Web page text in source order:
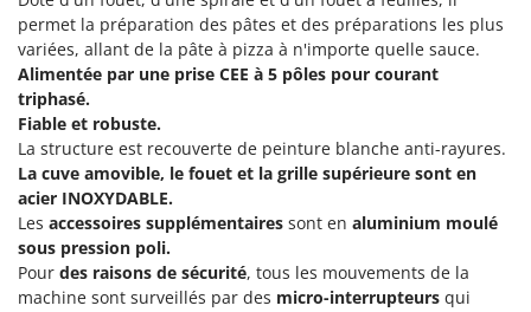
Machines pour la transformation des fruits
Machines sous vide
Motobineuses
Motoculteurs
Motofaucheuses
Motopompes pour irrigation
Moulins à céréales électriques
Moulins à farine
Famur
FARMER
FBC
Ferrari Group
Ferroni
Ferrua
FIAC
FIEM
Fimar
permet la préparation des pâtes et des préparations les plus
variées, allant de la pâte à pizza à n'importe quelle sauce.
Alimentée par une prise CEE à 5 pôles pour courant
triphasé.
Fiable et robuste.
La structure est recouverte de peinture blanche anti-rayures.
La cuve amovible, le fouet et la grille supérieure sont en
acier INOXYDABLE.
Les accessoires supplémentaires sont en aluminium moulé
sous pression poli.
Pour des raisons de sécurité, tous les mouvements de la
machine sont surveillés par des micro-interrupteurs qui